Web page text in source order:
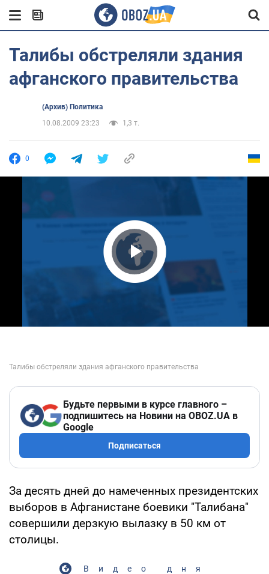
Талибы обстреляли здания
афганского правительства
(Архив) Политика
10.08.2009 23:23
1,3 т.
0
Play Video
Будьте первыми в курсе главного –
подпишитесь на Новини на OBOZ.UA в
Google
Подписаться
За десять дней до намеченных президентских
выборов в Афганистане боевики "Талибана"
совершили дерзкую вылазку в 50 км от
столицы.
Видео дня